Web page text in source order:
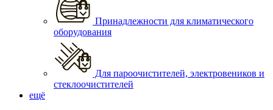
Принадлежности для климатического
оборудования
Для пароочистителей, электровеников и
стеклоочистителей
ещё